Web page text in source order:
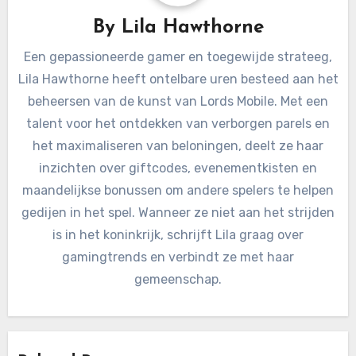
By Lila Hawthorne
Een gepassioneerde gamer en toegewijde strateeg,
Lila Hawthorne heeft ontelbare uren besteed aan het
beheersen van de kunst van Lords Mobile. Met een
talent voor het ontdekken van verborgen parels en
het maximaliseren van beloningen, deelt ze haar
inzichten over giftcodes, evenementkisten en
maandelijkse bonussen om andere spelers te helpen
gedijen in het spel. Wanneer ze niet aan het strijden
is in het koninkrijk, schrijft Lila graag over
gamingtrends en verbindt ze met haar
gemeenschap.